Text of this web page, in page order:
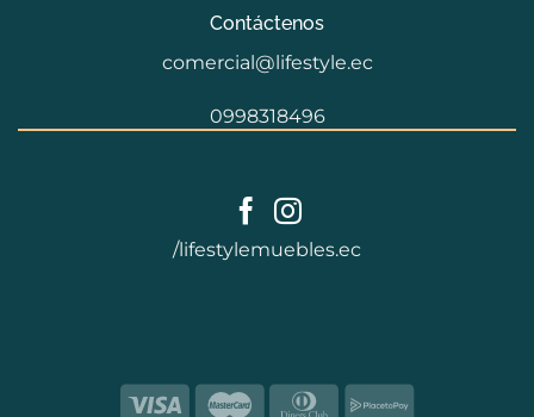
Contáctenos
comercial@lifestyle.ec
0998318496
/lifestylemuebles.ec